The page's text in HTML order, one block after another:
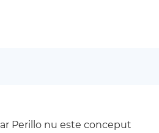
Perillo nu este conceput